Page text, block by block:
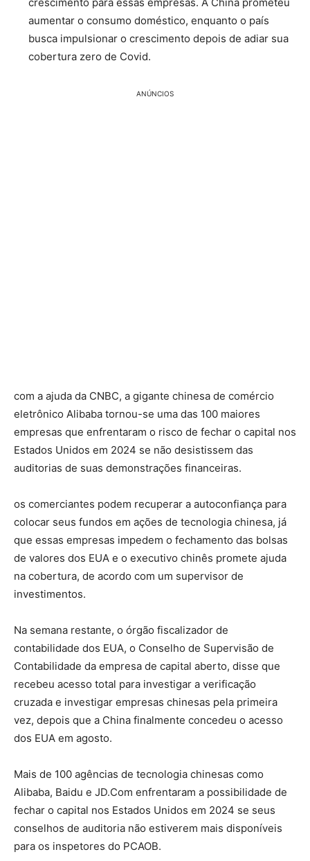
aumentar o consumo doméstico, enquanto o país
busca impulsionar o crescimento depois de adiar sua
cobertura zero de Covid.
ANÚNCIOS
com a ajuda da CNBC, a gigante chinesa de comércio
eletrônico Alibaba tornou-se uma das 100 maiores
empresas que enfrentaram o risco de fechar o capital nos
Estados Unidos em 2024 se não desistissem das
auditorias de suas demonstrações financeiras.
os comerciantes podem recuperar a autoconfiança para
colocar seus fundos em ações de tecnologia chinesa, já
que essas empresas impedem o fechamento das bolsas
de valores dos EUA e o executivo chinês promete ajuda
na cobertura, de acordo com um supervisor de
investimentos.
Na semana restante, o órgão fiscalizador de
contabilidade dos EUA, o Conselho de Supervisão de
Contabilidade da empresa de capital aberto, disse que
recebeu acesso total para investigar a verificação
cruzada e investigar empresas chinesas pela primeira
vez, depois que a China finalmente concedeu o acesso
dos EUA em agosto.
Mais de 100 agências de tecnologia chinesas como
Alibaba, Baidu e JD.Com enfrentaram a possibilidade de
fechar o capital nos Estados Unidos em 2024 se seus
conselhos de auditoria não estiverem mais disponíveis
para os inspetores do PCAOB.